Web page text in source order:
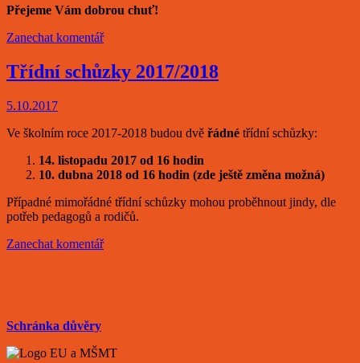
Přejeme Vám dobrou chuť!
Zanechat komentář
Třídní schůzky 2017/2018
5.10.2017
Ve školním roce 2017-2018 budou dvě řádné třídní schůzky:
14. listopadu 2017 od 16 hodin
10. dubna 2018 od 16 hodin (zde ještě změna možná)
Případné mimořádné třídní schůzky mohou proběhnout jindy, dle
potřeb pedagogů a rodičů.
Zanechat komentář
Schránka důvěry